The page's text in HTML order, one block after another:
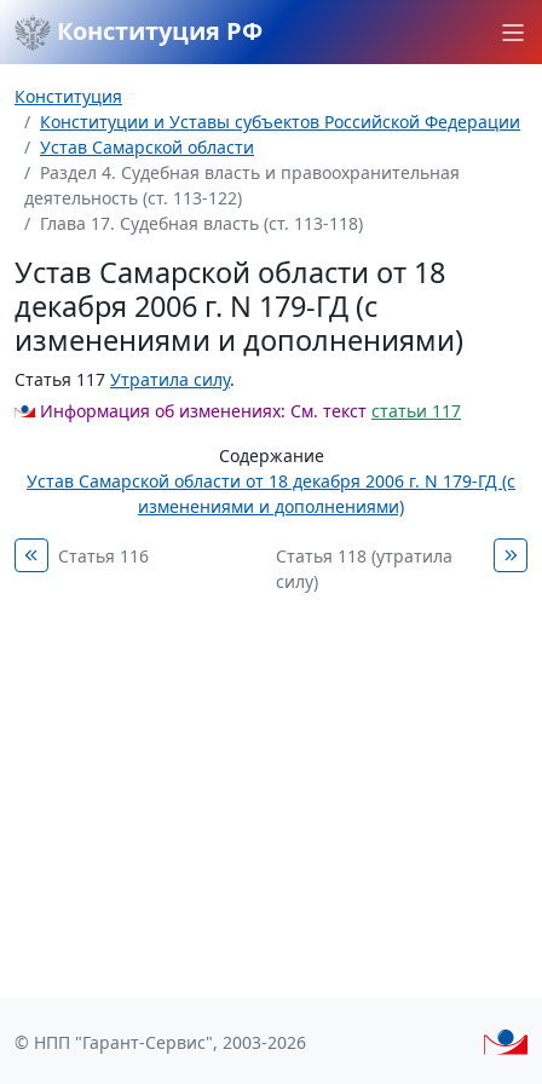
Конституция РФ
Конституция
Конституции и Уставы субъектов Российской Федерации
Устав Самарской области
Раздел 4. Судебная власть и правоохранительная
деятельность (ст. 113-122)
Глава 17. Судебная власть (ст. 113-118)
Устав Самарской области от 18
декабря 2006 г. N 179-ГД (с
изменениями и дополнениями)
Статья 117 Утратила силу.
Информация об изменениях: См. текст статьи 117
Содержание
Устав Самарской области от 18 декабря 2006 г. N 179-ГД (с
изменениями и дополнениями)
Статья 116
Статья 118 (утратила
силу)
© НПП "Гарант-Сервис", 2003-2026